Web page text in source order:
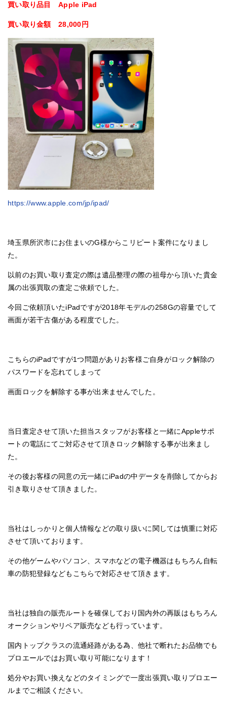
買い取り品目 Apple iPad
買い取り金額 28,000円
https://www.apple.com/jp/ipad/
埼玉県所沢市にお住まいのG様からこリピート案件になりまし
た。
以前のお買い取り査定の際は遺品整理の際の祖母から頂いた貴金
属の出張買取の査定ご依頼でした。
今回ご依頼頂いたiPadですが2018年モデルの258Gの容量でして
画面が若干古傷がある程度でした。
こちらのiPadですが1つ問題がありお客様ご自身がロック解除の
パスワードを忘れてしまって
画面ロックを解除する事が出来ませんでした。
当日査定させて頂いた担当スタッフがお客様と一緒にAppleサポ
ートの電話にてご対応させて頂きロック解除する事が出来まし
た。
その後お客様の同意の元一緒にiPadの中データを削除してからお
引き取りさせて頂きました。
当社はしっかりと個人情報などの取り扱いに関しては慎重に対応
させて頂いております。
その他ゲームやパソコン、スマホなどの電子機器はもちろん自転
車の防犯登録などもこちらで対応させて頂きます。
当社は独自の販売ルートを確保しており国内外の再販はもちろん
オークションやリペア販売なども行っています。
国内トップクラスの流通経路がある為、他社で断れたお品物でも
プロエールではお買い取り可能になります！
処分やお買い換えなどのタイミングで一度出張買い取りプロエー
ルまでご相談ください。